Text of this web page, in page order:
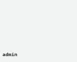
admin